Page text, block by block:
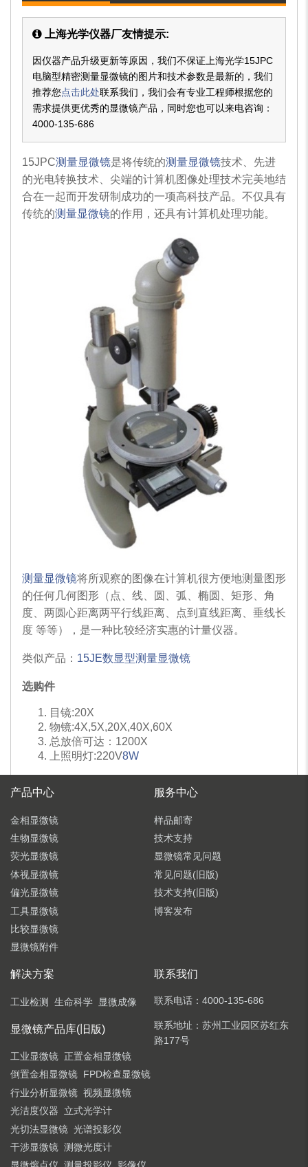
上海光学仪器厂友情提示:
因仪器产品升级更新等原因，我们不保证上海光学15JPC
电脑型精密测量显微镜的图片和技术参数是最新的，我们
推荐您点击此处联系我们，我们会有专业工程师根据您的
需求提供更优秀的显微镜产品，同时您也可以来电咨询：
4000-135-686
15JPC测量显微镜是将传统的测量显微镜技术、先进
的光电转换技术、尖端的计算机图像处理技术完美地结
合在一起而开发研制成功的一项高科技产品。不仅具有
传统的测量显微镜的作用，还具有计算机处理功能。
测量显微镜将所观察的图像在计算机很方便地测量图形
的任何几何图形（点、线、圆、弧、椭圆、矩形、角
度、两圆心距离两平行线距离、点到直线距离、垂线长
度 等等），是一种比较经济实惠的计量仪器。
类似产品： 15JE数显型测量显微镜
选购件
目镜:20X
物镜:4X,5X,20X,40X,60X
总放倍可达：1200X
上照明灯:220V8W
产品中心
金相显微镜
生物显微镜
荧光显微镜
体视显微镜
偏光显微镜
工具显微镜
比较显微镜
显微镜附件
服务中心
样品邮寄
技术支持
显微镜常见问题
常见问题(旧版)
技术支持(旧版)
博客发布
解决方案
工业检测 生命科学 显微成像
显微镜产品库(旧版)
工业显微镜 正置金相显微镜
倒置金相显微镜 FPD检查显微镜
行业分析显微镜 视频显微镜
光洁度仪器
立式光学计
光切法显微镜 光谱投影仪
干涉显微镜 测微光度计
联系我们
联系电话： 4000-135-686
联系地址： 苏州工业园区苏红东
路177号